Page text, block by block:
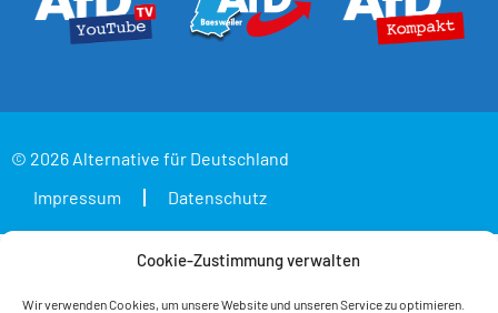
Cookie-Zustimmung verwalten
Wir verwenden Cookies, um unsere Website und unseren Service zu optimieren.
© 2026 Alternative für Deutschland
Impressum
Datenschutz